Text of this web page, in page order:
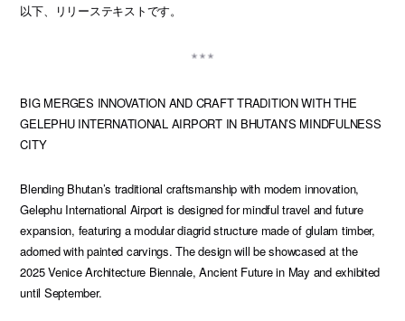
以下、リリーステキストです。
BIG MERGES INNOVATION AND CRAFT TRADITION WITH THE
GELEPHU INTERNATIONAL AIRPORT IN BHUTAN’S MINDFULNESS
CITY
Blending Bhutan’s traditional craftsmanship with modern innovation,
Gelephu International Airport is designed for mindful travel and future
expansion, featuring a modular diagrid structure made of glulam timber,
adorned with painted carvings. The design will be showcased at the
2025 Venice Architecture Biennale, Ancient Future in May and exhibited
until September.